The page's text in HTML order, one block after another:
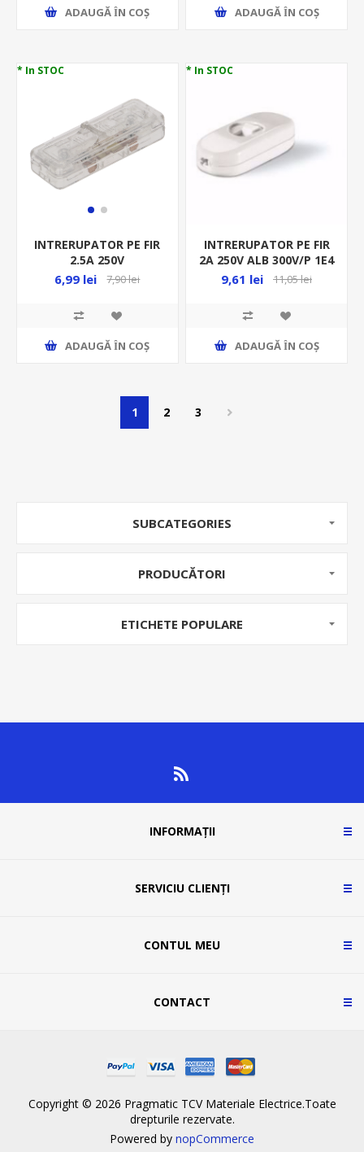
ADAUGĂ ȊN COŞ ADAUGĂ ȊN COŞ
* In STOC
INTRERUPATOR PE FIR
2.5A 250V
TRANSPARENT WS-
6,99 lei 7,90 lei
ADAUGĂ ȊN COŞ
* In STOC
INTRERUPATOR PE FIR
2A 250V ALB 300V/P 1E4
195.450B SCAME
9,61 lei 11,05 lei
ADAUGĂ ȊN COŞ
1 2 3
SUBCATEGORIES
PRODUCĂTORI
ETICHETE POPULARE
INFORMAȚII
SERVICIU CLIENȚI
CONTUL MEU
CONTACT
Copyright © 2026 Pragmatic TCV Materiale Electrice.Toate
drepturile rezervate.
Powered by nopCommerce